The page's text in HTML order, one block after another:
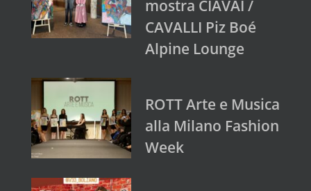
mostra CIAVAI /
CAVALLI Piz Boé
Alpine Lounge
ROTT Arte e Musica
alla Milano Fashion
Week